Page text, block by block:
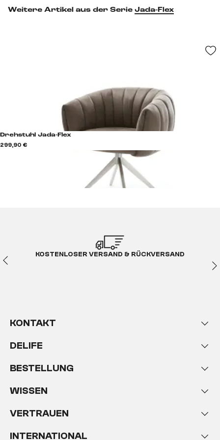
Weitere Artikel aus der Serie Jada-Flex
Drehstuhl Jada-Flex
299,90 €
KOSTENLOSER VERSAND & RÜCKVERSAND
KONTAKT
DELIFE
BESTELLUNG
WISSEN
VERTRAUEN
INTERNATIONAL